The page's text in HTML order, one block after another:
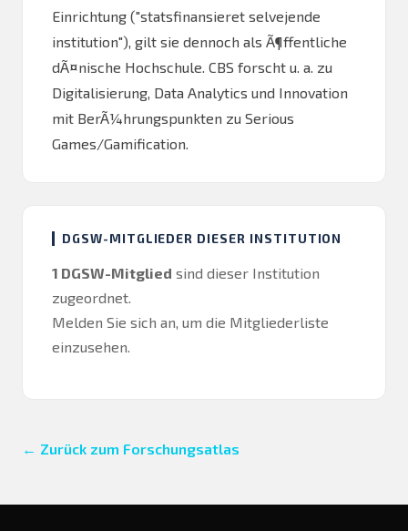
Einrichtung ("statsfinansieret selvejende
institution"), gilt sie dennoch als Ã¶ffentliche
dÃ¤nische Hochschule. CBS forscht u. a. zu
Digitalisierung, Data Analytics und Innovation
mit BerÃ¼hrungspunkten zu Serious
Games/Gamification.
DGSW-MITGLIEDER DIESER INSTITUTION
1 DGSW-Mitglied sind dieser Institution
zugeordnet.
Melden Sie sich an , um die Mitgliederliste
einzusehen.
← Zurück zum Forschungsatlas